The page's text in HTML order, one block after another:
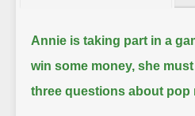
Annie is taking part in a
win some money, she
three questions about pop